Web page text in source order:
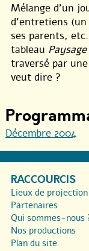
Mélange d’un
d’entretiens
ses parents,
tableau
traversé par
veut dire ?
Décembre 2004
RACCOURCIS
Lieux de projection
Partenaires
Qui sommes-nous
Nos productions
Plan du site